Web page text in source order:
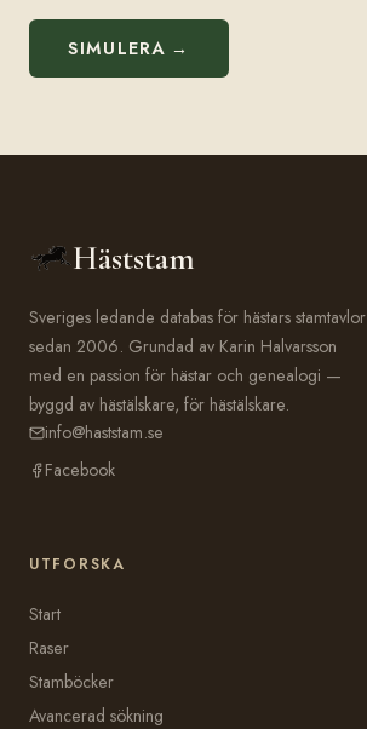
SIMULERA →
Häststam
Sveriges ledande databas för hästars stamtavlor
sedan 2006. Grundad av Karin Halvarsson
med en passion för hästar och genealogi —
byggd av hästälskare, för hästälskare.
info@haststam.se
Facebook
UTFORSKA
Start
Raser
Stamböcker
Avancerad sökning